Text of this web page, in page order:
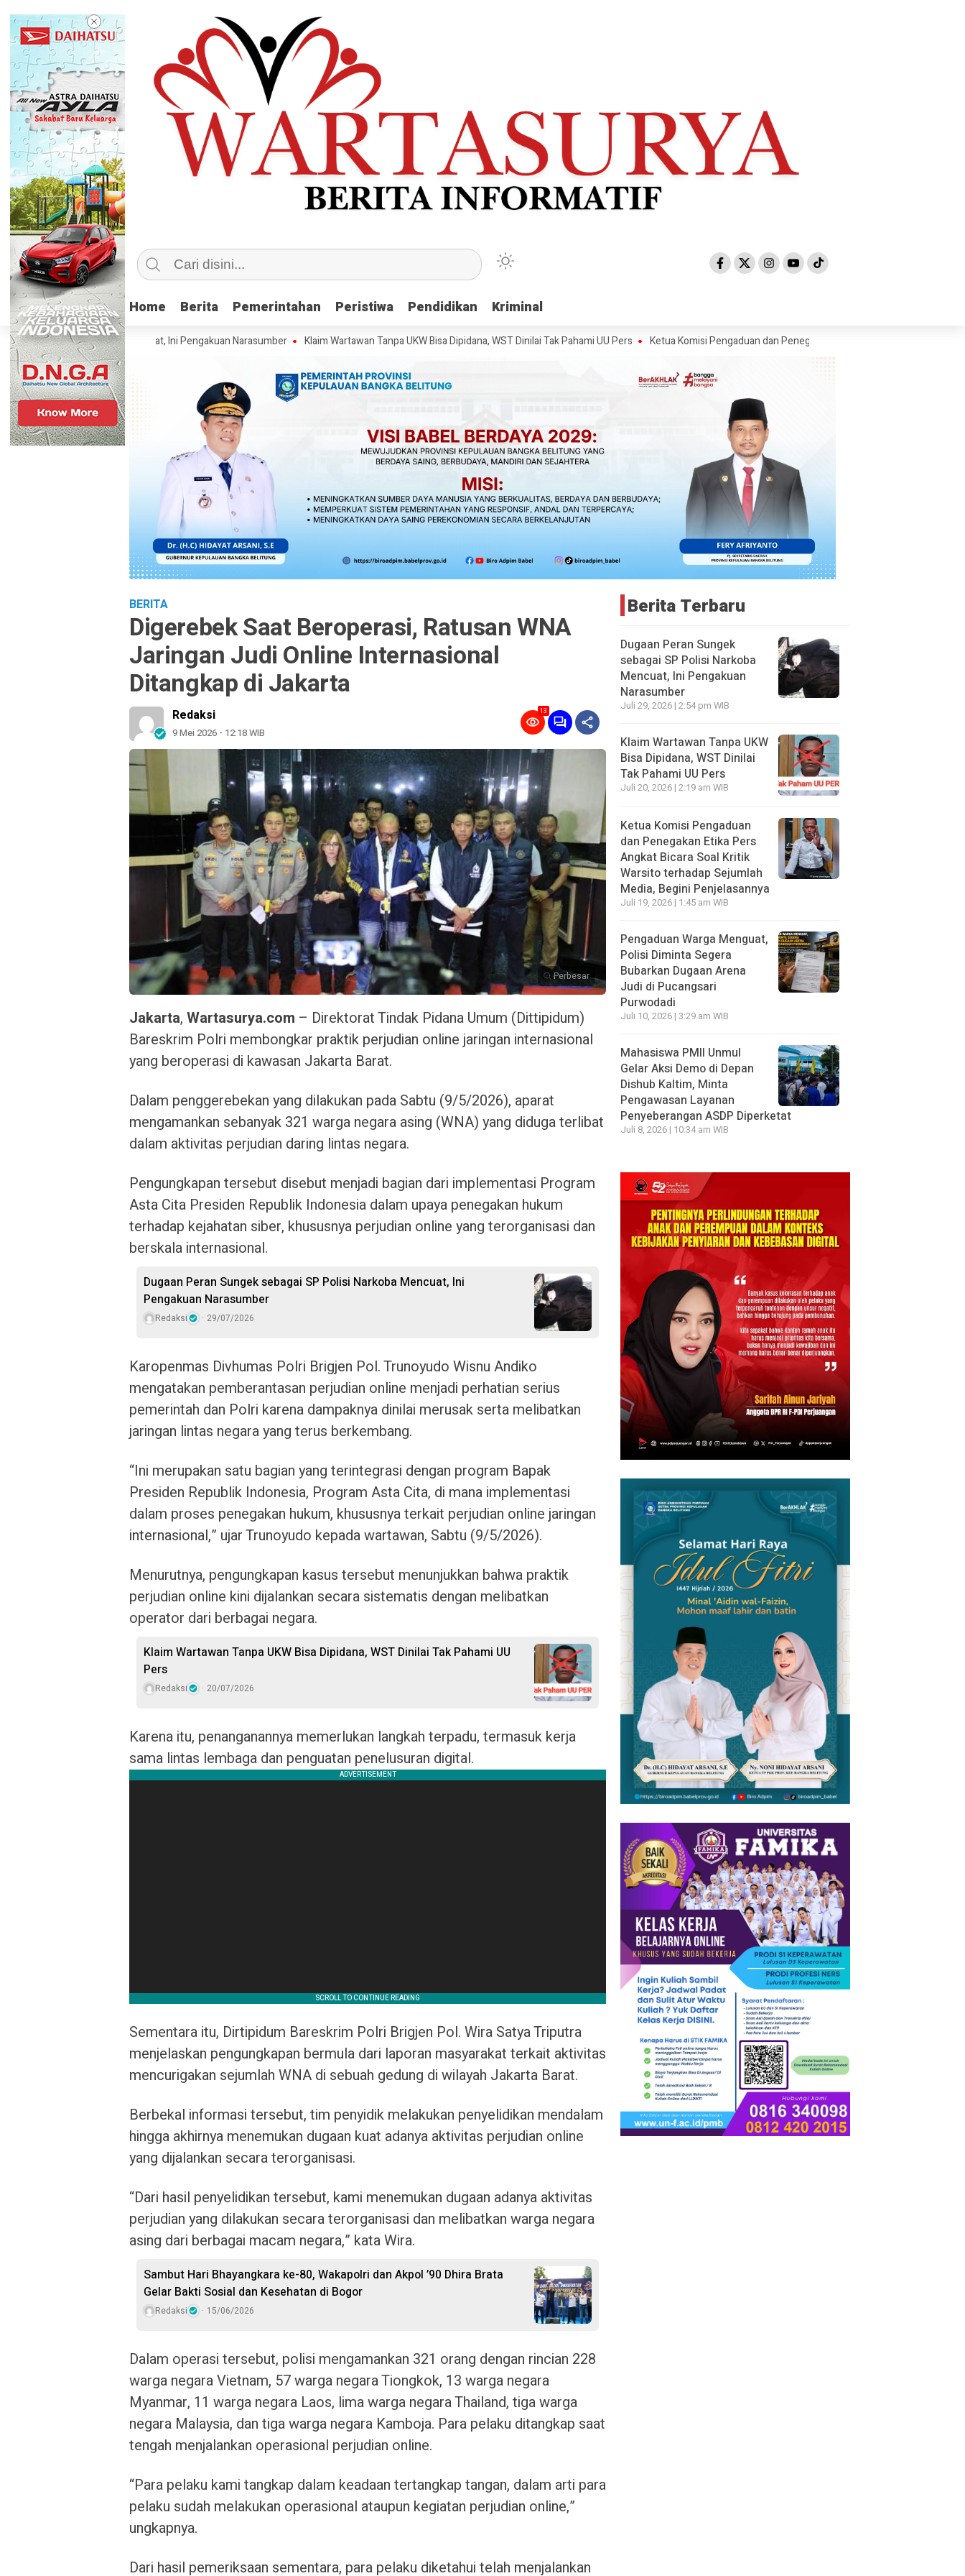
Home Berita Pemerintahan Peristiwa Pendidikan Kriminal
Home Berita Pemerintahan Peristiwa Pendidikan Kriminal
Narkoba Mencuat, Ini Pengakuan Narasumber Klaim Wartawan Tanpa UKW Bisa Dipidana, WST Dinilai Tak Pahami UU Pers Ketua Komisi Pengaduan dan Penegakan Etika Pers Angkat Bicara Soal Kritik
BERITA
Digerebek Saat Beroperasi, Ratusan WNA
Jaringan Judi Online Internasional
Ditangkap di Jakarta
Redaksi
9 Mei 2026 - 12:18 WIB
13
Perbesar
Jakarta, Wartasurya.com – Direktorat Tindak Pidana Umum (Dittipidum)
Bareskrim Polri membongkar praktik perjudian online jaringan internasional
yang beroperasi di kawasan Jakarta Barat.
Dalam penggerebekan yang dilakukan pada Sabtu (9/5/2026), aparat
mengamankan sebanyak 321 warga negara asing (WNA) yang diduga terlibat
dalam aktivitas perjudian daring lintas negara.
Pengungkapan tersebut disebut menjadi bagian dari implementasi Program
Asta Cita Presiden Republik Indonesia dalam upaya penegakan hukum
terhadap kejahatan siber, khususnya perjudian online yang terorganisasi dan
berskala internasional.
Dugaan Peran Sungek sebagai SP Polisi Narkoba Mencuat, Ini
Pengakuan Narasumber
Redaksi 29/07/2026
Karopenmas Divhumas Polri Brigjen Pol. Trunoyudo Wisnu Andiko
mengatakan pemberantasan perjudian online menjadi perhatian serius
pemerintah dan Polri karena dampaknya dinilai merusak serta melibatkan
jaringan lintas negara yang terus berkembang.
“Ini merupakan satu bagian yang terintegrasi dengan program Bapak
Presiden Republik Indonesia, Program Asta Cita, di mana implementasi
dalam proses penegakan hukum, khususnya terkait perjudian online jaringan
internasional,” ujar Trunoyudo kepada wartawan, Sabtu (9/5/2026).
Menurutnya, pengungkapan kasus tersebut menunjukkan bahwa praktik
perjudian online kini dijalankan secara sistematis dengan melibatkan
operator dari berbagai negara.
Klaim Wartawan Tanpa UKW Bisa Dipidana, WST Dinilai Tak Pahami UU
Pers
Redaksi 20/07/2026
Karena itu, penanganannya memerlukan langkah terpadu, termasuk kerja
sama lintas lembaga dan penguatan penelusuran digital.
Sementara itu, Dirtipidum Bareskrim Polri Brigjen Pol. Wira Satya Triputra
menjelaskan pengungkapan bermula dari laporan masyarakat terkait aktivitas
mencurigakan sejumlah WNA di sebuah gedung di wilayah Jakarta Barat.
Berbekal informasi tersebut, tim penyidik melakukan penyelidikan mendalam
hingga akhirnya menemukan dugaan kuat adanya aktivitas perjudian online
yang dijalankan secara terorganisasi.
“Dari hasil penyelidikan tersebut, kami menemukan dugaan adanya aktivitas
perjudian yang dilakukan secara terorganisasi dan melibatkan warga negara
asing dari berbagai macam negara,” kata Wira.
Sambut Hari Bhayangkara ke-80, Wakapolri dan Akpol ’90 Dhira Brata
Gelar Bakti Sosial dan Kesehatan di Bogor
Redaksi 15/06/2026
Dalam operasi tersebut, polisi mengamankan 321 orang dengan rincian 228
warga negara Vietnam, 57 warga negara Tiongkok, 13 warga negara
Myanmar, 11 warga negara Laos, lima warga negara Thailand, tiga warga
negara Malaysia, dan tiga warga negara Kamboja. Para pelaku ditangkap saat
tengah menjalankan operasional perjudian online.
“Para pelaku kami tangkap dalam keadaan tertangkap tangan, dalam arti para
pelaku sudah melakukan operasional ataupun kegiatan perjudian online,”
ungkapnya.
Dari hasil pemeriksaan sementara, para pelaku diketahui telah menjalankan
Berita Terbaru
Dugaan Peran Sungek
sebagai SP Polisi Narkoba
Mencuat, Ini Pengakuan
Narasumber
Juli 29, 2026 | 2:54 pm WIB
Klaim Wartawan Tanpa UKW
Bisa Dipidana, WST Dinilai
Tak Pahami UU Pers
Juli 20, 2026 | 2:19 am WIB
Ketua Komisi Pengaduan
dan Penegakan Etika Pers
Angkat Bicara Soal Kritik
Warsito terhadap Sejumlah
Media, Begini Penjelasannya
Juli 19, 2026 | 1:45 am WIB
Pengaduan Warga Menguat,
Polisi Diminta Segera
Bubarkan Dugaan Arena
Judi di Pucangsari
Purwodadi
Juli 10, 2026 | 3:29 am WIB
Mahasiswa PMII Unmul
Gelar Aksi Demo di Depan
Dishub Kaltim, Minta
Pengawasan Layanan
Penyeberangan ASDP Diperketat
Juli 8, 2026 | 10:34 am WIB